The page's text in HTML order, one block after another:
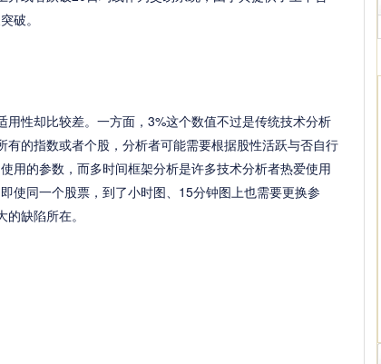
破。
性却比较差。一方面，3%这个数值不过是传统技术分析
的指数或者个股，分析者可能需要根据股性活跃与否自行
用的参数，而多时间框架分析是许多技术分析者热爱使用
使同一个股票，到了小时图、15分钟图上也需要更换参
缺陷所在。